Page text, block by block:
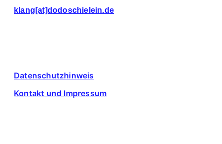
klang[at]dodoschielein.de
Datenschutzhinweis
Kontakt und Impressum